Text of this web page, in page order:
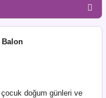
Balon
doğum günleri ve